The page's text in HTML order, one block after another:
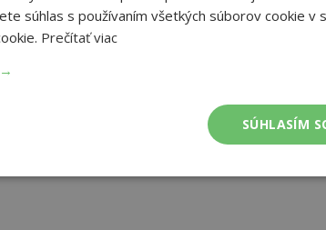
súhlas s používaním všetkých súborov cookie v
Prečítať viac
SÚHLASÍM